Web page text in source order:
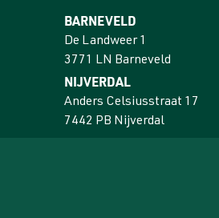
BARNEVELD
De Landweer 1
3771 LN Barneveld
NIJVERDAL
Anders Celsiusstraat 17
7442 PB Nijverdal